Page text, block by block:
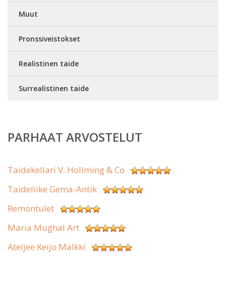
Muut
Pronssiveistokset
Realistinen taide
Surrealistinen taide
PARHAAT ARVOSTELUT
Taidekellari V. Hollming & Co
Taideliike Gema-Antik
Remontulet
Maria Mughal Art
Ateljee Keijo Malkki